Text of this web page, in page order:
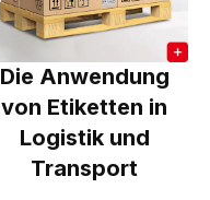
Die Anwendung
von Etiketten in
Logistik und
Transport